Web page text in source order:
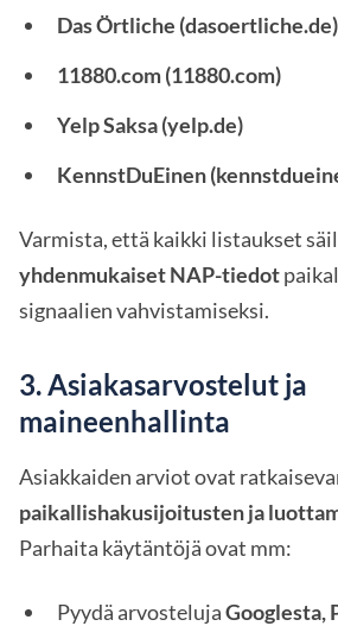
Das Örtliche (dasoertliche.de)
11880.com (11880.com)
Yelp Saksa (yelp.de)
KennstDuEinen
Varmista, että kaikki listaukset
yhdenmukaiset NAP-tiedot
signaalien vahvistamiseksi.
3. Asiakasarvostelut ja
maineenhallinta
Asiakkaiden arviot ovat
paikallishakusijoitusten ja
Parhaita käytäntöjä ovat mm:
Pyydä arvostelujaGooglesta,